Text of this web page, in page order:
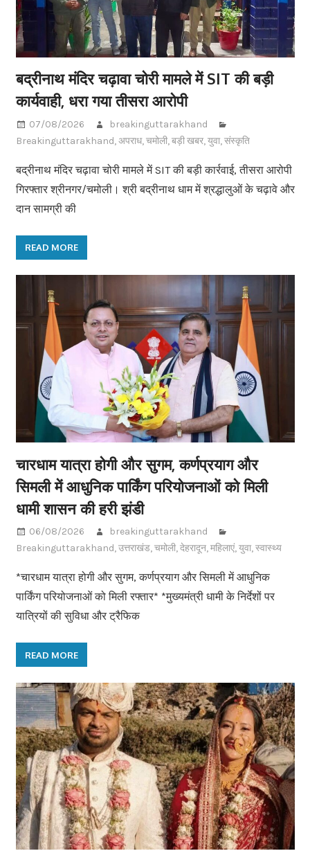
बद्रीनाथ मंदिर चढ़ावा चोरी मामले में SIT की बड़ी
कार्यवाही, धरा गया तीसरा आरोपी
07/08/2026
breakinguttarakhand
Breakinguttarakhand,अपराध,चमोली,बड़ी खबर,युवा,संस्कृति
बद्रीनाथ मंदिर चढ़ावा चोरी मामले में SIT की बड़ी कार्रवाई, तीसरा आरोपी
गिरफ्तार श्रीनगर/चमोली। श्री बद्रीनाथ धाम में श्रद्धालुओं के चढ़ावे और
दान सामग्री की
READ MORE
चारधाम यात्रा होगी और सुगम, कर्णप्रयाग और
सिमली में आधुनिक पार्किंग परियोजनाओं को मिली
धामी शासन की हरी झंडी
06/08/2026
breakinguttarakhand
Breakinguttarakhand,उत्तराखंड,चमोली,देहरादून,महिलाएं,युवा,स्वास्थ्य
*चारधाम यात्रा होगी और सुगम, कर्णप्रयाग और सिमली में आधुनिक
पार्किंग परियोजनाओं को मिली रफ्तार* *मुख्यमंत्री धामी के निर्देशों पर
यात्रियों की सुविधा और ट्रैफिक
READ MORE